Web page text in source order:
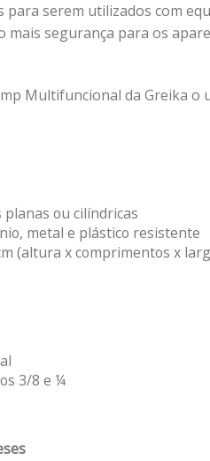
para serem utilizados com
mais segurança para os
Multifuncional da Greika
ou cilíndricas
metal e plástico resistente
(altura x comprimentos x
3/8 e ¼